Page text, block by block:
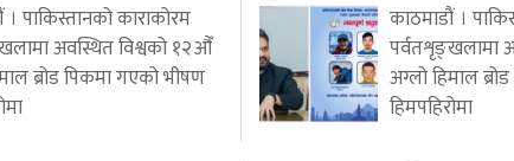
। पाकिस्तानको काराकोरम
अवस्थित विश्वको १२औँ
ब्रोड पिकमा गएको भीषण
काठमाडौं ।
पर्वतशृङ्खलामा
अग्लो हिमाल
हिमपहिरोमा